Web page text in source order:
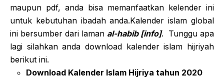
maupun pdf, anda bisa memanfaatkan kelender ini
untuk kebutuhan ibadah anda.Kalender islam global
ini bersumber dari laman al-habib [info]. Tunggu apa
lagi silahkan anda download kalender islam hijriyah
berikut ini.
Download Kalender Islam Hijriya tahun 2020